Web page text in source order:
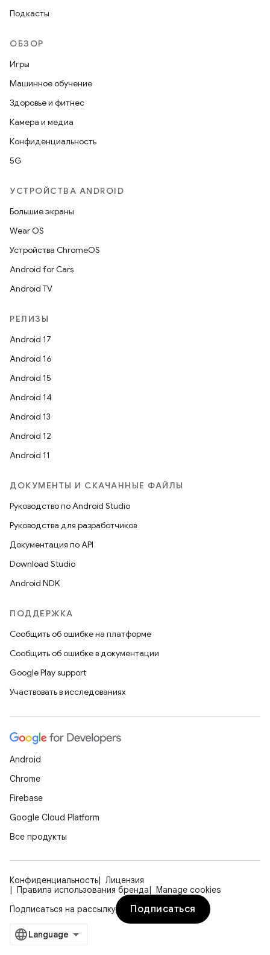
Подкасты
ОБЗОР
Игры
Машинное обучение
Здоровье и фитнес
Камера и медиа
Конфиденциальность
5G
УСТРОЙСТВА ANDROID
Большие экраны
Wear OS
Устройства ChromeOS
Android for Cars
Android TV
РЕЛИЗЫ
Android 17
Android 16
Android 15
Android 14
Android 13
Android 12
Android 11
ДОКУМЕНТЫ И СКАЧАННЫЕ ФАЙЛЫ
Руководство по Android Studio
Руководства для разработчиков
Документация по API
Download Studio
Android NDK
ПОДДЕРЖКА
Сообщить об ошибке на платформе
Сообщить об ошибке в документации
Google Play support
Участвовать в исследованиях
Android
Chrome
Firebase
Google Cloud Platform
Все продукты
Конфиденциальность
Лицензия
Правила использования бренда
Manage cookies
Подписаться на рассылку
Подписаться